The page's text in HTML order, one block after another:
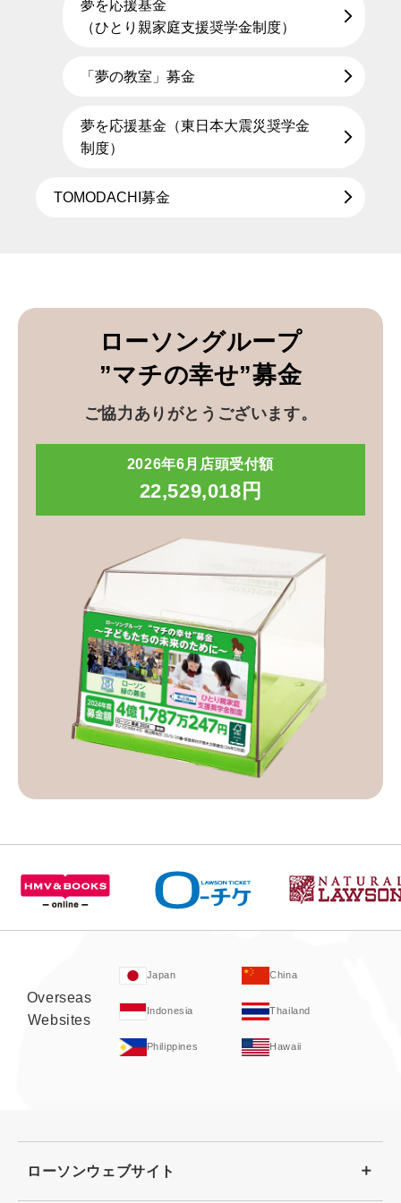
夢を応援基金
（ひとり親家庭支援奨学金制度）
「夢の教室」募金
夢を応援基金（東日本大震災奨学金
制度）
TOMODACHI募金
ローソングループ
”マチの幸せ”募金
ご協力ありがとうございます。
2026年6月店頭受付額
22,529,018円
Overseas
Websites
Japan China
Indonesia Thailand
Philippines Hawaii
ローソンウェブサイト